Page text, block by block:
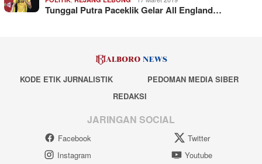
Tunggal Putra Paceklik Gelar All England…
KODE ETIK JURNALISTIK
PEDOMAN MEDIA SIBER
REDAKSI
JARINGAN SOCIAL
Facebook
Twitter
Instagram
Youtube